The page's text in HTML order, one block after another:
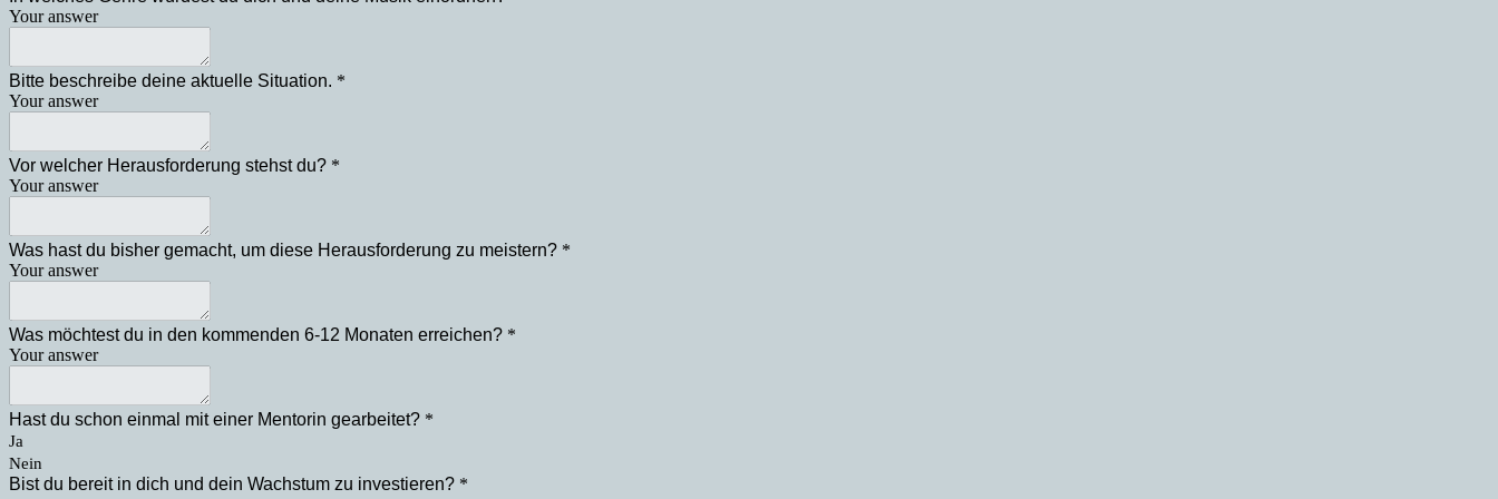
Your answer
Bitte beschreibe deine aktuelle Situation. *
Your answer
Vor welcher Herausforderung stehst du? *
Your answer
Was hast du bisher gemacht, um diese Herausforderung zu meistern? *
Your answer
Was möchtest du in den kommenden 6-12 Monaten erreichen? *
Your answer
Hast du schon einmal mit einer Mentorin gearbeitet? *
Ja
Nein
Bist du bereit in dich und dein Wachstum zu investieren? *